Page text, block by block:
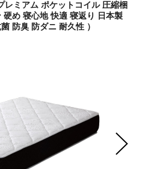
レミアム ポケットコイル 圧縮梱
め 寝心地 快適 寝返り 日本製
防臭 防ダニ 耐久性 ）